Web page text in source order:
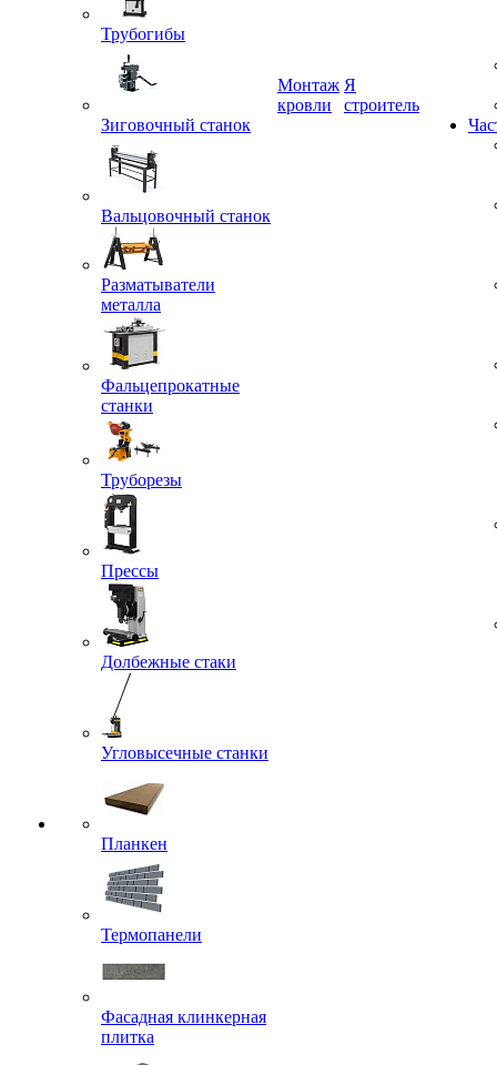
Трубогибы
Зиговочный станок
Вальцовочный станок
Разматыватели
металла
Фальцепрокатные
станки
Труборезы
Прессы
Долбежные стаки
Угловысечные станки
Планкен
Термопанели
Фасадная клинкерная
плитка
Монтаж
Я